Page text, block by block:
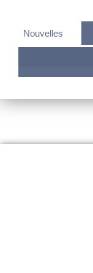
Nouvelles